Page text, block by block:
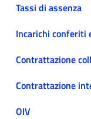
Tassi di assenza
Incarichi conferiti
Contrattazione
Contrattazione
OIV